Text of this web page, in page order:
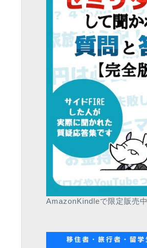
AmazonKindleで限定販売中